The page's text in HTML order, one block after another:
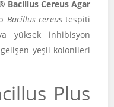
Bacillus Cereus Agar
Bacillus cereustespiti
yüksek inhibisyon
yeşil kolonileri
Plus